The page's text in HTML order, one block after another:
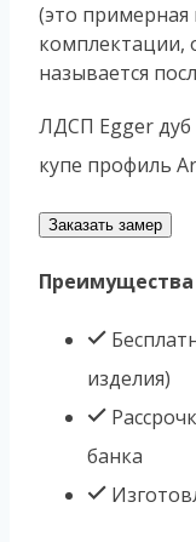
(это примерная
комплектации,
называется
ЛДСП Egger дуб
купе профиль
Заказать замер
Преимущества
изделия)
банка